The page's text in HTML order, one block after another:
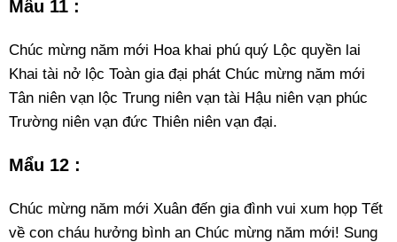
Mẩu 11 :
Chúc mừng năm mới Hoa khai phú quý Lộc quyền lai
Khai tài nở lộc Toàn gia đại phát Chúc mừng năm mới
Tân niên vạn lộc Trung niên vạn tài Hậu niên vạn phúc
Trường niên vạn đức Thiên niên vạn đại.
Mẩu 12 :
Chúc mừng năm mới Xuân đến gia đình vui xum họp Tết
về con cháu hưởng bình an Chúc mừng năm mới! Sung